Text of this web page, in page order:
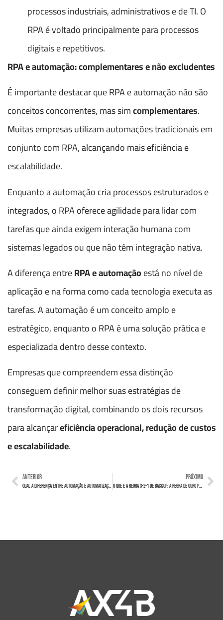
processos industriais, administrativos e de TI. O
RPA é voltado principalmente para processos
digitais e repetitivos.
RPA e automação: complementares e não excludentes
É importante destacar que RPA e automação não são
conceitos concorrentes, mas simcomplementares.
Muitas empresas utilizam automações tradicionais em
conjunto com RPA, alcançando mais eficiência e
escalabilidade.
Enquanto a automação cria processos estruturados e
integrados, o RPA oferece agilidade para lidar com
tarefas que ainda exigem interação humana com
sistemas legados ou que não têm integração nativa.
A diferença entreRPA e automaçãoestá no nível de
aplicação e na forma como cada tecnologia executa as
tarefas. A automação é um conceito amplo e
estratégico, enquanto o RPA é uma solução prática e
especializada dentro desse contexto.
Empresas que compreendem essa distinção
conseguem definir melhor suas estratégias de
transformação digital, combinando os dois recursos
para alcançareficiência operacional, redução de custos
e escalabilidade.
ANTERIOR
Qual a diferença entre automação e automatização?
PRÓXIMO
O que é a Regra 3-2-1 de Backup: a regra de ouro para proteção de dados